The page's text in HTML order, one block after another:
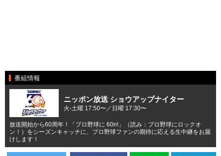
番組情報
ニッポン放送 ショウアップナイター
火-土曜 17:50〜／日曜 17:30〜
放送開始から60周年！「プロ野球に 60n!」（読み：プロ野球にロックオ
ン！）をシーズンキャッチに、プロ野球ファンの期待に応える生中継をお届
けします！